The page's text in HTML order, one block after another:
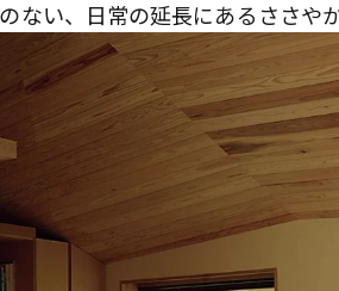
ない、日常の延長にあるささや